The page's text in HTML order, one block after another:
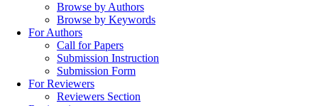
Browse by Authors
Browse by Keywords
For Authors
Call for Papers
Submission Instruction
Submission Form
For Reviewers
Reviewers Section